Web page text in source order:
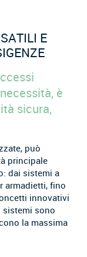
E
è
sicura,
può
principale
dai sistemi a
armadietti, fino
innovativi
sistemi sono
la massima